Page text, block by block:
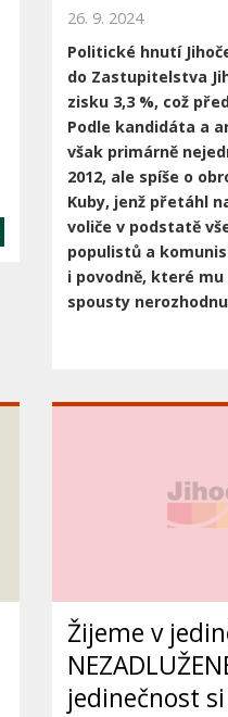
26. 9. 2024
Politické hnutí
do Zastupitelstva
zisku 3,3 %, což
Podle kandidáta a
však primárně
2012, ale spíše o
Kuby, jenž přetáhl
voličev podstatě
populistů a
i povodně, které
spousty
Žijeme v
jedinečnost